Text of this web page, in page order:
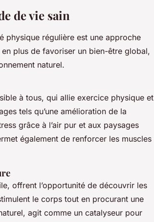
de vie sain
physique régulière est une approche
plus de favoriser un bien-être global,
naturel.
à tous, qui allie exercice physique et
tels qu’une amélioration de la
grâce à l’air pur et aux paysages
également de renforcer les muscles
offrent l’opportunité de découvrir les
le corps tout en procurant une
agit comme un catalyseur pour